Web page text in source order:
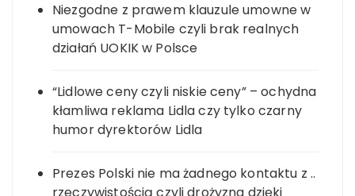
Niezgodne z prawem klauzule umowne w
umowach T-Mobile czyli brak realnych
działań UOKIK w Polsce
“Lidlowe ceny czyli niskie ceny” – ochydna
kłamliwa reklama Lidla czy tylko czarny
humor dyrektorów Lidla
Prezes Polski nie ma żadnego kontaktu z ..